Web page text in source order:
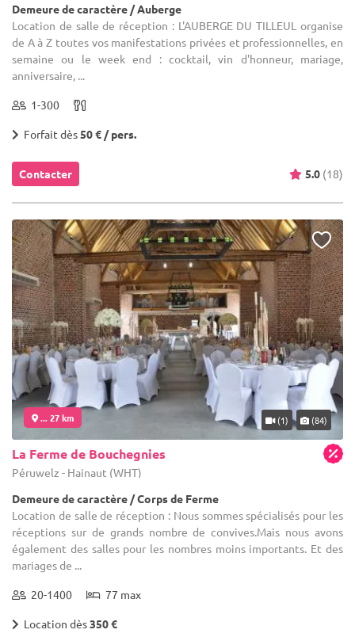
Demeure de caractère / Auberge
Location de salle de réception : L'AUBERGE DU TILLEUL organise
de A à Z toutes vos manifestations privées et professionnelles, en
semaine ou le week end : cocktail, vin d'honneur, mariage,
anniversaire, ...
1-300
Forfait dès 50 € / pers.
Contacter 5.0 (18)
... 27 km (1) (84)
La Ferme de Bouchegnies
Péruwelz - Hainaut (WHT)
Demeure de caractère / Corps de Ferme
Location de salle de réception : Nous sommes spécialisés pour les
réceptions sur de grands nombre de convives.Mais nous avons
également des salles pour les nombres moins importants. Et des
mariages de ...
20-1400 77 max
Location dès350 €